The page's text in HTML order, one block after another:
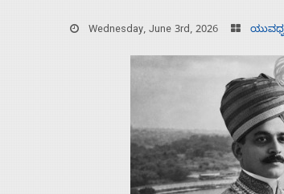
Wednesday, June 3rd, 2026